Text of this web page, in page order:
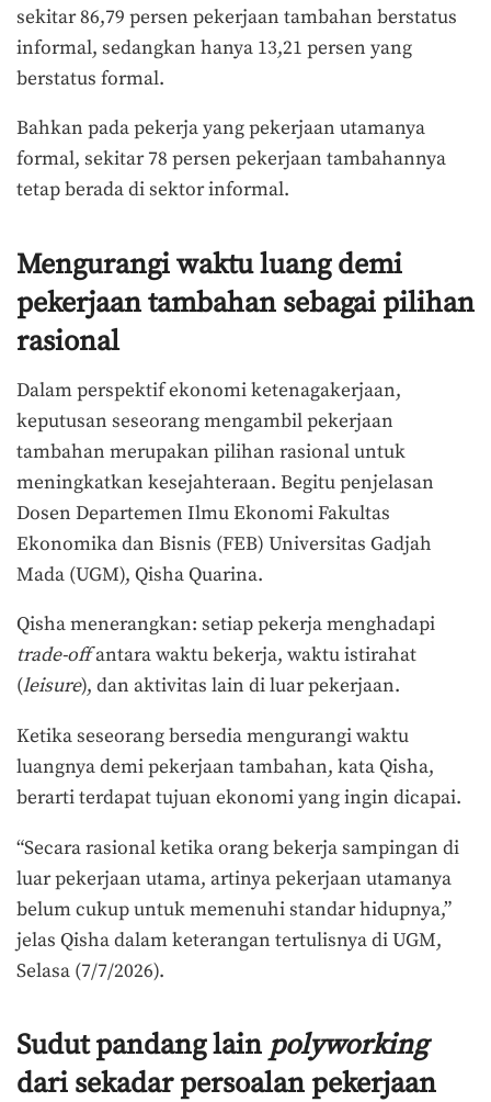
sekitar 86,79 persen pekerjaan tambahan berstatus
informal, sedangkan hanya 13,21 persen yang
berstatus formal.
Bahkan pada pekerja yang pekerjaan utamanya
formal, sekitar 78 persen pekerjaan tambahannya
tetap berada di sektor informal.
Mengurangi waktu luang demi
pekerjaan tambahan sebagai pilihan
rasional
Dalam perspektif ekonomi ketenagakerjaan,
keputusan seseorang mengambil pekerjaan
tambahan merupakan pilihan rasional untuk
meningkatkan kesejahteraan. Begitu penjelasan
Dosen Departemen Ilmu Ekonomi Fakultas
Ekonomika dan Bisnis (FEB) Universitas Gadjah
Mada (UGM), Qisha Quarina.
Qisha menerangkan: setiap pekerja menghadapi
trade-offantara waktu bekerja, waktu istirahat
(leisure), dan aktivitas lain di luar pekerjaan.
Ketika seseorang bersedia mengurangi waktu
luangnya demi pekerjaan tambahan, kata Qisha,
berarti terdapat tujuan ekonomi yang ingin dicapai.
“Secara rasional ketika orang bekerja sampingan di
luar pekerjaan utama, artinya pekerjaan utamanya
belum cukup untuk memenuhi standar hidupnya,”
jelas Qisha dalam keterangan tertulisnya di UGM,
Selasa (7/7/2026).
Sudut pandang lain polyworking
dari sekadar persoalan pekerjaan